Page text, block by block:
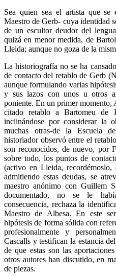
Sea quien sea el artista que se
Maestro de Gerb- cuya identidad
de un escultor deudor del
quizá en menor medida, de
Lleida; aunque no goza de la
La historiografía no se ha
de contacto del retablo de Gerb
aunque formulando varias
y sus lazos con unos u otros
poniente. En un primer momento,
citado retablo a Bartomeu de
inclinándose por considerar la
muchas otras-de la Escuela
historiador observó entre el
son reconocidos, de nuevo, por
sobre todo, los puntos de
(activo en Lleida,
admitiendo estas deudas, se
maestro anónimo con Guillem
documentado, no se le
consecuencia, rechaza la
Maestro de Albesa. En este
hipótesis de forma sólida con
profesionalmente y
Cascalls y testifican la estancia
de que estas son las
otros autores han discutido, en
de piezas.